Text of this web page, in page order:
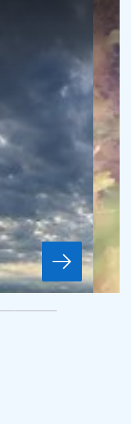
2
till bildkort3
Gå till bildkort